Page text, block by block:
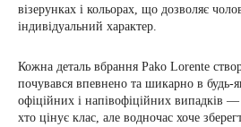
візерунках і кольорах, що дозволяє
індивідуальний характер.
Кожна деталь вбрання Pako Lorente
почувався впевнено та шикарно в будь-
офіційних і напівофіційних випадків
хто цінує клас, але водночас хоче